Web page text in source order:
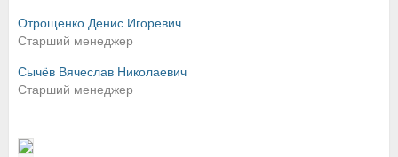
Отрощенко Денис Игоревич
Старший менеджер
Сычёв Вячеслав Николаевич
Старший менеджер